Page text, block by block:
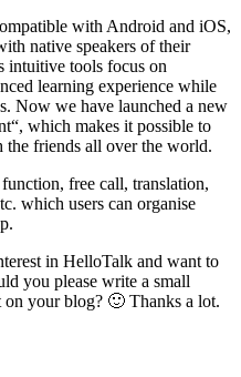
with Android and iOS,
native speakers of their
intuitive tools focus on
learning experience while
Now we have launched a new
which makes it possible to
the friends all over the world.
free call, translation,
which users can organise
in HelloTalk and want to
you please write a small
your blog? 🙂 Thanks a lot.